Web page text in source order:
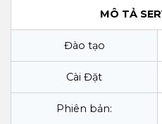
MÔ TẢ
Đào tạo
Cài Đặt
Phiên bản: